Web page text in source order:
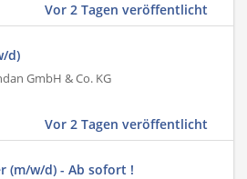
Vor 2 Tagen veröffentlicht
d)
GmbH & Co. KG
Vor 2 Tagen veröffentlicht
(m/w/d) - Ab sofort !